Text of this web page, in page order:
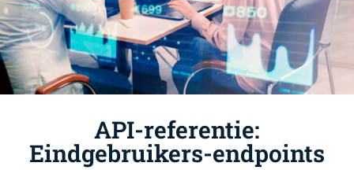
API-referentie:
Eindgebruikers-endpoints